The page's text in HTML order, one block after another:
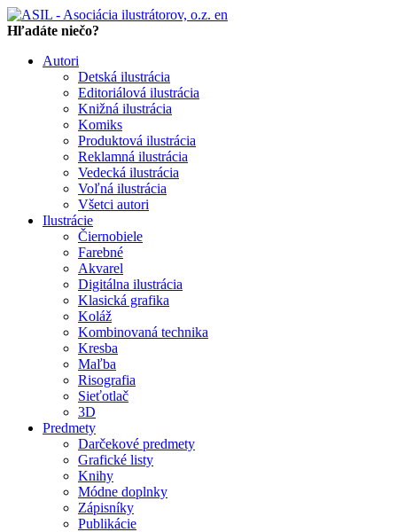
en
Hľadáte niečo?
Autori
Detská ilustrácia
Editoriálová ilustrácia
Knižná ilustrácia
Komiks
Produktová ilustrácia
Reklamná ilustrácia
Vedecká ilustrácia
Voľná ilustrácia
Všetci autori
Ilustrácie
Čiernobiele
Farebné
Akvarel
Digitálna ilustrácia
Klasická grafika
Koláž
Kombinovaná technika
Kresba
Maľba
Risografia
Sieťotlač
3D
Predmety
Darčekové predmety
Grafické listy
Knihy
Módne doplnky
Zápisníky
Publikácie